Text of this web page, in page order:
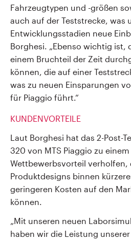
Fahrzeugtypen und -größen
auch auf der Teststrecke, was
Entwicklungsstadien neue
Borghesi. „Ebenso wichtig ist,
einem Bruchteil der Zeit
können, die auf einer
was zu neuen Einsparungen
für Piaggio führt.“
KUNDENVORTEILE
Laut Borghesi hat das 2-Post-
320 von MTS Piaggio zu
Wettbewerbsvorteil verholfen,
Produktdesigns binnen
geringeren Kosten auf den
können.
„Mit unseren neuen
haben wir die Leistung